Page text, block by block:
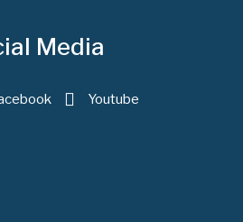
Media
Youtube